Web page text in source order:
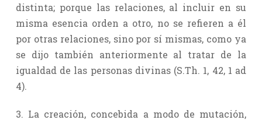
distinta; porque las relaciones, al incluir en su
misma esencia orden a otro, no se refieren a él
por otras relaciones, sino por sí mismas, como ya
se dijo también anteriormente al tratar de la
igualdad de las personas divinas (S.Th. 1, 42, 1 ad
4).
3. La creación, concebida a modo de mutación,